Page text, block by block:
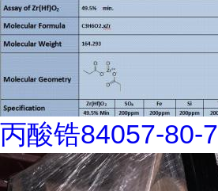
丙酸锆84057-80-7